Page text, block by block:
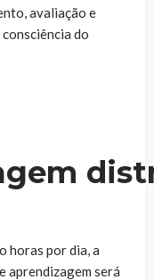
avaliação e
do
horas por dia, a
aprendizagem será